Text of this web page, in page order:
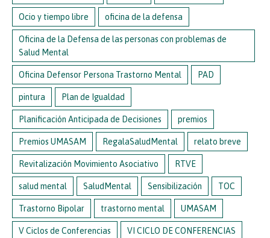
Ocio y tiempo libre oficina de la defensa
Oficina de la Defensa de las personas con problemas de
Salud Mental
Oficina Defensor Persona Trastorno Mental PAD
pintura Plan de Igualdad
Planificación Anticipada de Decisiones premios
Premios UMASAM RegalaSaludMental relato breve
Revitalización Movimiento Asociativo RTVE
salud mental SaludMental Sensibilización TOC
Trastorno Bipolar trastorno mental UMASAM
V Ciclos de Conferencias VI CICLO DE CONFERENCIAS